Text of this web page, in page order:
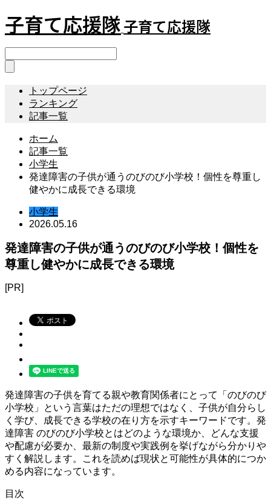
子育て応援隊子育て応援隊
トップページ
ランキング
記事一覧
ホーム
記事一覧
小学生
発達障害の子供が通うのびのび小学校！個性を尊重し
健やかに成長できる環境
小学生
2026.05.16
発達障害の子供が通うのびのび小学校！個性を
尊重し健やかに成長できる環境
[PR]
発達障害の子供を育てる親や教育関係者にとって「のびのび
小学校」という言葉はただの理想ではなく、子供が自分らし
く学び、成長できる学校の在り方を示すキーワードです。発
達障害 のびのび小学校とはどのような環境か、どんな支援
や配慮が必要か、最新の制度や実践例を挙げながら分かりや
すく解説します。これを読めば現状と可能性が具体的につか
める内容になっています。
目次